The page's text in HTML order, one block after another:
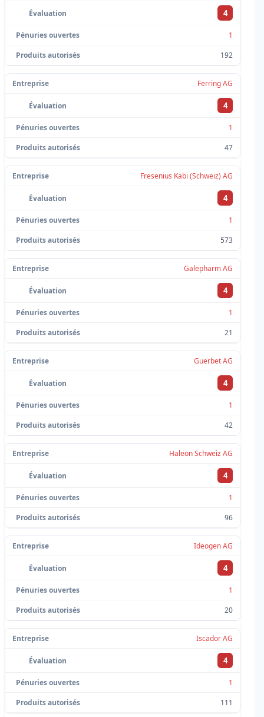
4
1
192
Ferring AG
4
1
47
Fresenius Kabi (Schweiz) AG
4
1
573
Galepharm AG
4
1
21
Guerbet AG
4
1
42
Haleon Schweiz AG
4
1
96
Ideogen AG
4
1
20
Iscador AG
4
1
111